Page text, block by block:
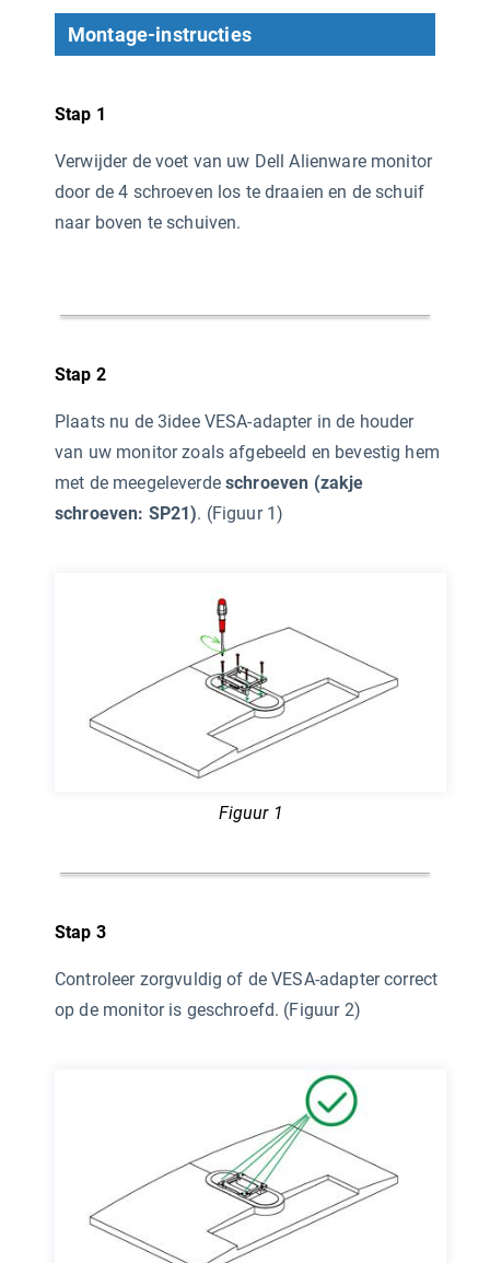
Montage-instructies
Stap 1
Verwijder de voet van uw Dell Alienware monitor
door de 4 schroeven los te draaien en de schuif
naar boven te schuiven.
Stap 2
Plaats nu de 3idee VESA-adapter in de houder
van uw monitor zoals afgebeeld en bevestig hem
met de meegeleverde schroeven (zakje
schroeven: SP21). (Figuur 1)
Figuur 1
Stap 3
Controleer zorgvuldig of de VESA-adapter correct
op de monitor is geschroefd. (Figuur 2)